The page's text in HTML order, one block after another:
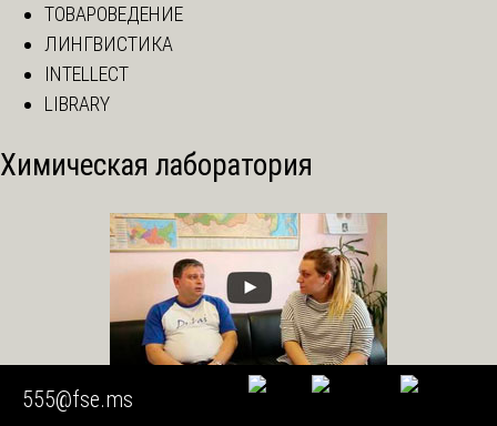
ТОВАРОВЕДЕНИЕ
ЛИНГВИСТИКА
INTELLECT
LIBRARY
Химическая лаборатория
555@fse.ms